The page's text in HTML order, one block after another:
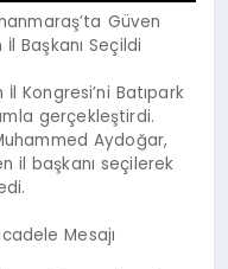
Güven
Başkanı Seçildi
Kongresi’ni Batıpark
gerçekleştirdi.
Aydoğar,
il başkanı seçilerek
Mesajı